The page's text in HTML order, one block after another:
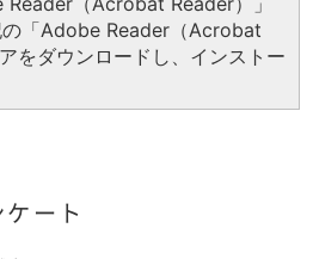
「Adobe Reader（Acrobat
をダウンロードし、インストー
ート